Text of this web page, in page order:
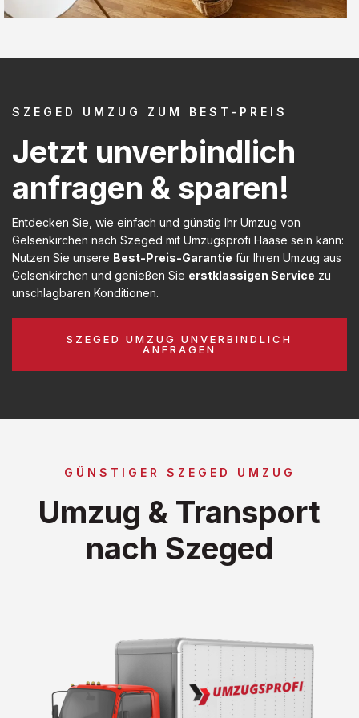
SZEGED UMZUG ZUM BEST-PREIS
Jetzt unverbindlich
anfragen & sparen!
Entdecken Sie, wie einfach und günstig Ihr Umzug von
Gelsenkirchen nach Szeged mit Umzugsprofi Haase sein kann:
Nutzen Sie unsere Best-Preis-Garantie für Ihren Umzug aus
Gelsenkirchen und genießen Sie erstklassigen Service zu
unschlagbaren Konditionen.
SZEGED UMZUG UNVERBINDLICH
ANFRAGEN
GÜNSTIGER SZEGED UMZUG
Umzug & Transport
nach Szeged